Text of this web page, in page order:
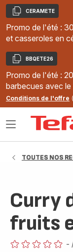
Copier
CERAMETE
Promo de l'été :
et casseroles en
Copier
BBQETE26
Promo de l'été :
barbecues avec
Conditions de l'offre
Ouvrir
TOUTES NOS
Curry
fruits
-